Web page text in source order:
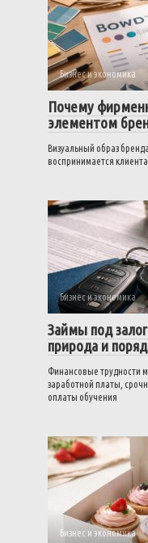
Бизнес и экономика
Почему
элементом
Визуальный образ
воспринимается
Бизнес и экономика
Займы под
природа и
Финансовые трудности
заработной платы,
оплаты обучения
Бизнес и экономика